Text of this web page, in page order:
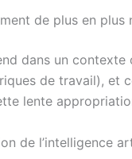
de plus en plus
dans un
de travail), et
lente
de l’intelligence